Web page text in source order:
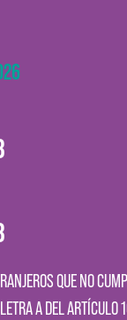
QUE NO
A DEL ARTÍCULO